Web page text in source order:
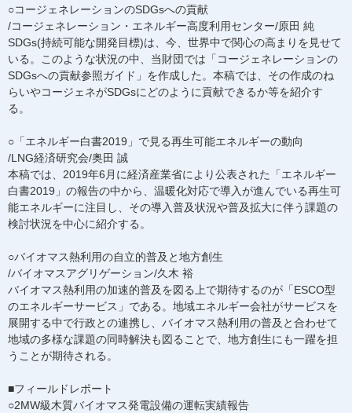
○コージェネレーションのSDGsへの貢献
/コージェネレーション・エネルギー高度利用センター/原田 純
SDGs(持続可能な開発目標)は、今、世界中で関心の高まりを見せて
いる。このような状況の中、当財団では「コージェネレーションの
SDGsへの貢献参照ガイド」を作成した。本稿では、その作成のね
らいやコージェネがSDGsにどのように貢献できるか等を紹介す
る。
○「エネルギー白書2019」で見る再生可能エネルギーの動向
/LNG経済研究会/奥田 誠
本稿では、2019年6月に経済産業省により公表された「エネルギー
白書2019」の報告の中から、温暖化対応で導入が進んでいる再生可
能エネルギーに注目し、その導入普及状況や普及拡大に伴う課題の
検討状況を中心に紹介する。
○バイオマス熱利用の自立的普及と地方創生
/バイオマスアグリゲーション/久木 裕
バイオマス熱利用の加速的普及を図る上で期待するのが「ESCO型
のエネルギーサービス」である。地域エネルギー会社がサービスを
展開する中で行政との連携し、バイオマス熱利用の普及と合わせて
地域の多様な課題の同時解決も図ることで、地方創生にも一躍を担
うことが期待される。
■フィールドレポート
○2MW級木質バイオマス発電設備の運転実績報告